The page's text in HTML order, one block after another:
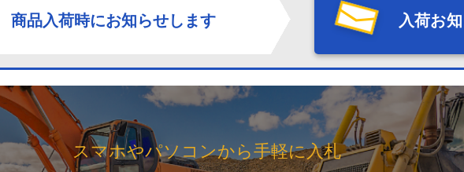
商品入荷時にお知らせします 入荷お
スマホやパソコンから手軽に入札